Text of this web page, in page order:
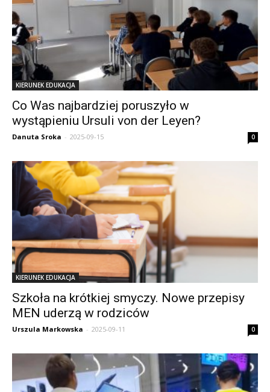
KIERUNEK EDUKACJA
Co Was najbardziej poruszyło w
wystąpieniu Ursuli von der Leyen?
Danuta Sroka - 2025-09-15 0
KIERUNEK EDUKACJA
Szkoła na krótkiej smyczy. Nowe przepisy
MEN uderzą w rodziców
Urszula Markowska - 2025-09-11 0